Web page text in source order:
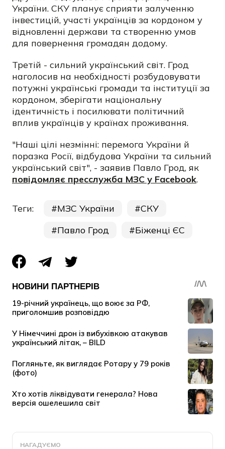
України. СКУ планує сприяти залученню
інвестицій, участі українців за кордоном у
відновленні держави та створенню умов
для повернення громадян додому.
Третій - сильний український світ. Грод
наголосив на необхідності розбудовувати
потужні українські громади та інституції за
кордоном, зберігати національну
ідентичність і посилювати політичний
вплив українців у країнах проживання.
"Наші цілі незмінні: перемога України й
поразка Росії, відбудова України та сильний
український світ", - заявив Павло Грод, як
повідомляє пресслужба МЗС у Facebook.
Теги: МЗС України
СКУ
Павло Грод
Біженці ЄС
НАГАДУЄМО